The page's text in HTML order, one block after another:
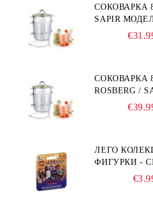
СОКОВАРКА
SAPIR
СОКОВАРКА
ROSBERG /
ЛЕГО
ФИГУРКИ -
ПРЕЗ